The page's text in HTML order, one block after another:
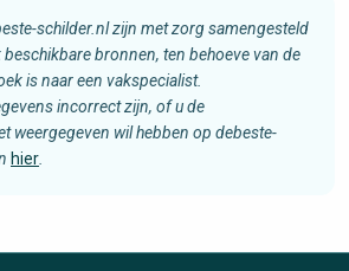
schilder.nl zijn met zorg samengesteld
bronnen, ten behoeve van de
is naar een vakspecialist.
incorrect zijn, of u de
weergegeven wil hebben op debeste-
hier